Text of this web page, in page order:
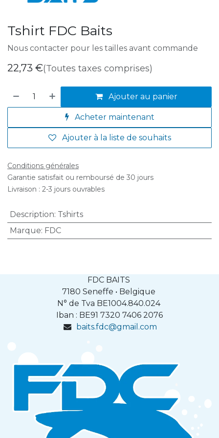
Tshirt FDC Baits
Nous contacter pour les tailles avant commande
22,73 €(Toutes taxes comprises)
Ajouter au panier
Acheter maintenant
Ajouter à la liste de souhaits
Conditions générales
Garantie satisfait ou remboursé de 30 jours
Livraison : 2-3 jours ouvrables
Description: Tshirts
Marque: FDC
FDC BAITS
7180 Seneffe • Belgique
N° de Tva BE1004.840.024
Iban : BE91 7320 7406 2076
baits.fdc@gmail.com